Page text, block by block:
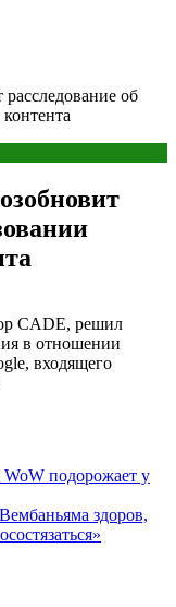
расследование об
CADE, решил
в отношении
входящего
WoW подорожает у
здоров,